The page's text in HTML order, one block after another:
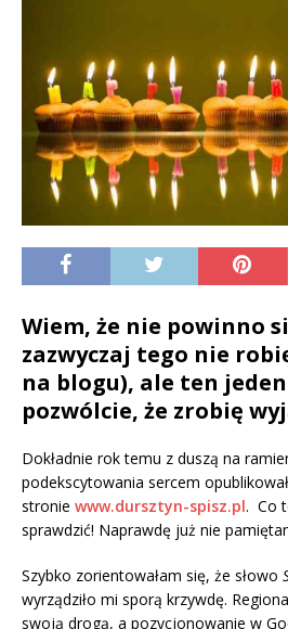
Wiem, że nie powinno
zazwyczaj tego nie
na blogu), ale ten
pozwólcie, że zrobię
Dokładnie rok temu z duszą na
podekscytowania sercem
stronie www.dursztyn-spisz.pl. Co
sprawdzić! Naprawdę już nie
Szybko zorientowałam się, że słowo
wyrządziło mi sporą krzywdę.
swoją drogą, a pozycjonowanie w